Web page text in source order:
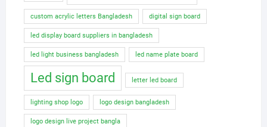
custom acrylic letters Bangladesh digital sign board
led display board suppliers in bangladesh
led light business bangladesh led name plate board
Led sign board letter led board
lighting shop logo logo design bangladesh
logo design live project bangla